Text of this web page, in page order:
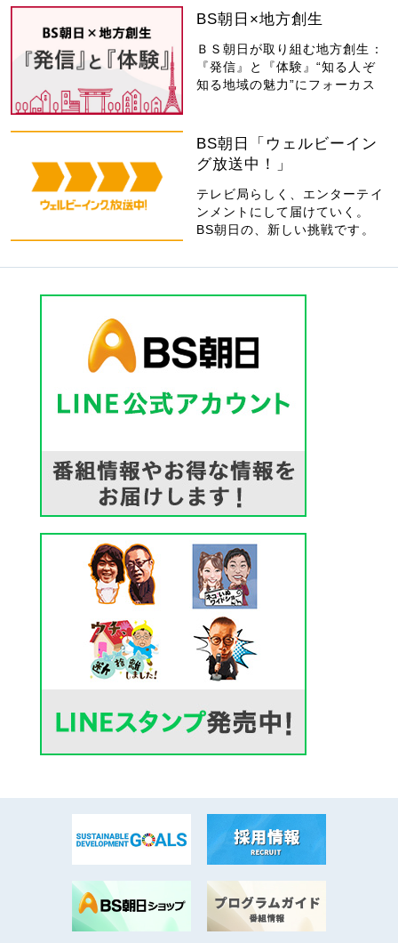
BS朝日×地方創生
ＢＳ朝日が取り組む地方創生：
『発信』と『体験』“知る人ぞ
知る地域の魅力”にフォーカス
BS朝日「ウェルビーイン
グ放送中！」
テレビ局らしく、エンターテイ
ンメントにして届けていく。
BS朝日の、新しい挑戦です。